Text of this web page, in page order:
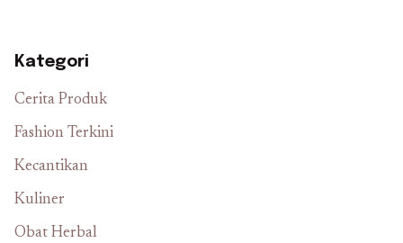
Kategori
Cerita Produk
Fashion Terkini
Kecantikan
Kuliner
Obat Herbal